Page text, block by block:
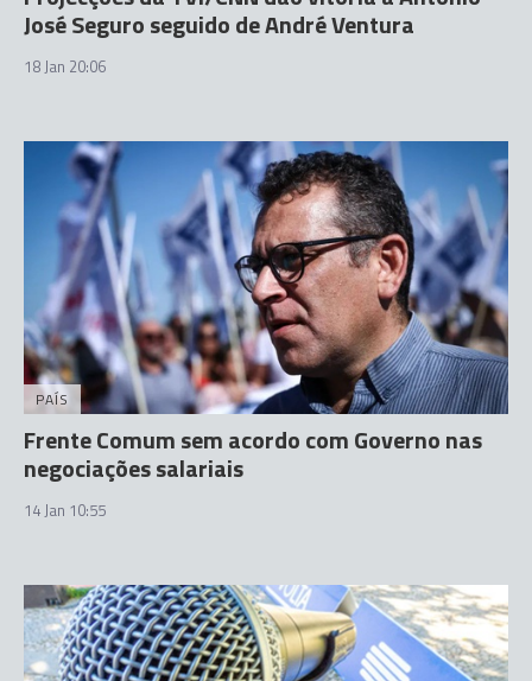
José Seguro seguido de André Ventura
18 Jan 20:06
PAÍS
Frente Comum sem acordo com Governo nas
negociações salariais
14 Jan 10:55